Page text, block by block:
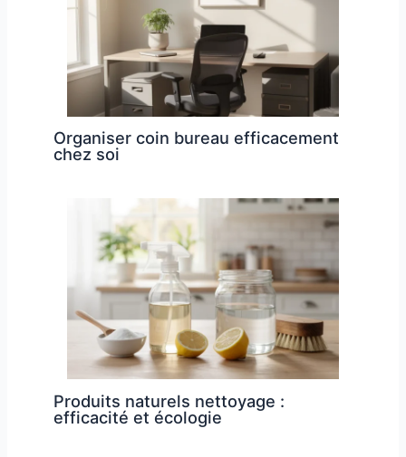
Organiser coin bureau efficacement
chez soi
Produits naturels nettoyage :
efficacité et écologie